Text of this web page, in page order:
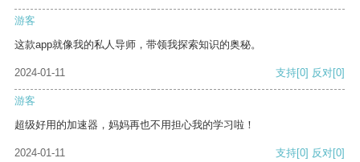
游客
这款app就像我的私人导师，带领我探索知识的奥秘。
2024-01-11 支持[0] 反对[0]
游客
超级好用的加速器，妈妈再也不用担心我的学习啦！
2024-01-11 支持[0] 反对[0]